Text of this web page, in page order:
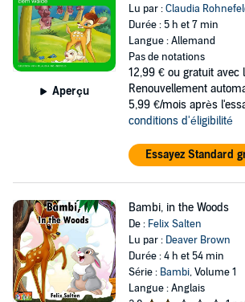
Aperçu
Lu par :Claudia
Durée : 5 h et 7 min
Langue : Allemand
Pas de notations
12,99 € ou gratuit avec
Renouvellement
5,99 €/mois après
conditions d'éligibilité
Essayez Standard
Bambi, in the Woods
De : Felix Salten
Lu par : Deaver Brown
Durée : 4 h et 54 min
Série : Bambi, Volume 1
Langue : Anglais